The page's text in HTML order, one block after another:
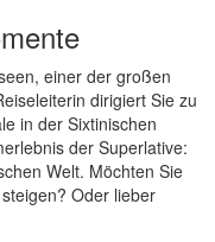
einer der großen
dirigiert Sie zu
in der Sixtinischen
der Superlative:
Welt. Möchten Sie
Oder lieber